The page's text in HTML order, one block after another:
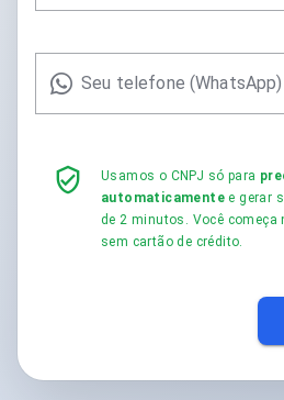
Seu telefone
Usamos o CNPJ só para
automaticamente e gerar
de 2 minutos. Você começa
sem cartão de crédito.